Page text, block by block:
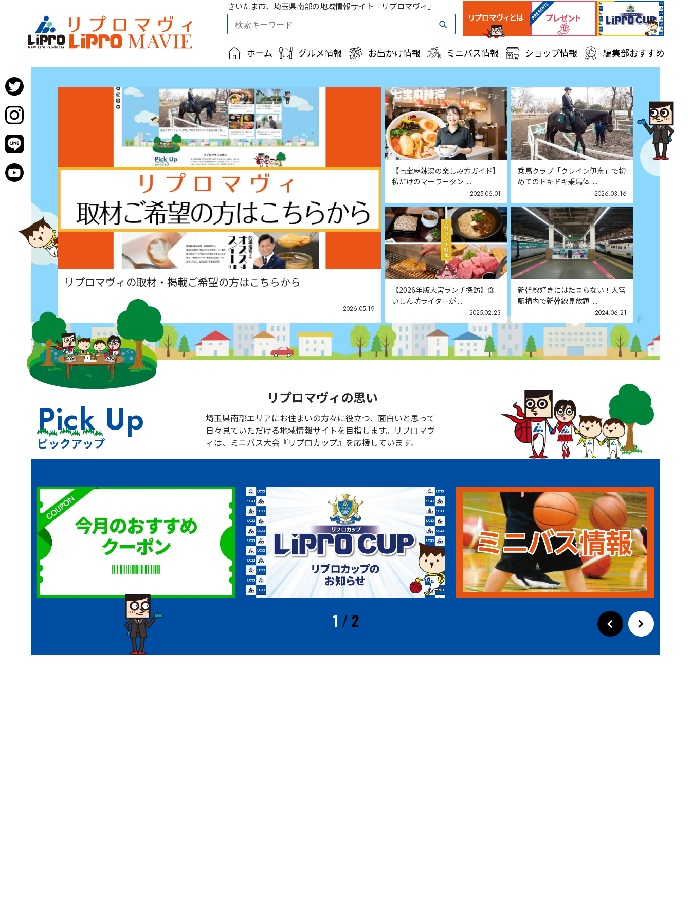
さいたま市、埼玉県南部の地域情報サイト「リプロマヴィ」
ホーム グルメ情報 お出かけ情報 ミニバス情報 ショップ情報 編集部おすすめ
リプロマヴィの取材・掲載ご希望の方はこちらから
2026.05.19
【七宝麻辣湯の楽しみ方ガイド】
私だけのマーラータン ....
2025.06.01
乗馬クラブ「クレイン伊奈」で初
めてのドキドキ乗馬体 ....
2026.03.16
【2026年版大宮ランチ探訪】食
いしん坊ライターが ....
2025.02.23
新幹線好きにはたまらない！大宮
駅構内で新幹線見放題 ....
2024.06.21
Pick Up
ピックアップ
リプロマヴィの思い
埼玉県南部エリアにお住まいの方々に役立つ、面白いと思って
日々見ていただける地域情報サイトを目指します。リプロマヴ
ィは、ミニバス大会『リプロカップ』を応援しています。
1 / 2